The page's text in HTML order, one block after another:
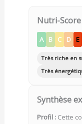
Nutri-Score
A B C D E
Très riche en
Très
Synthèse
Profil :Cette